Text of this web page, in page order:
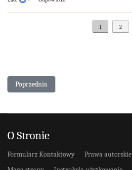
1 2
Poprzednia strona: Szybkie pierniczki
Poprzednia
O Stronie
Formularz Kontaktowy Prawa autorskie